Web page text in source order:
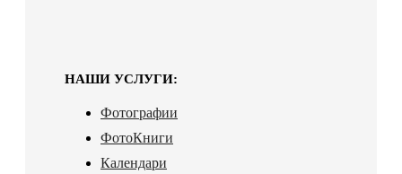
НАШИ УСЛУГИ:
Фотографии
ФотоКниги
Календари